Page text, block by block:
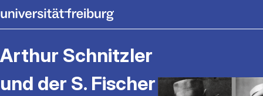
Arthur Schnitzler
und der S. Fischer